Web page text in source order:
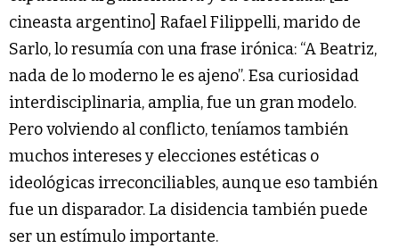
cineasta argentino] Rafael Filippelli, marido de
Sarlo, lo resumía con una frase irónica: “A Beatriz,
nada de lo moderno le es ajeno”. Esa curiosidad
interdisciplinaria, amplia, fue un gran modelo.
Pero volviendo al conflicto, teníamos también
muchos intereses y elecciones estéticas o
ideológicas irreconciliables, aunque eso también
fue un disparador. La disidencia también puede
ser un estímulo importante.